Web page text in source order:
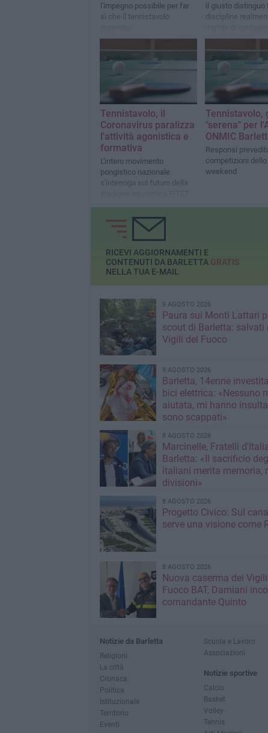
l'impegno possibile per far
sì che il tennistavolo
il giusto distinguo
discipline
decisamente più
Tennistavolo, il
Coronavirus paralizza
l'attività agonistica e
formativa
L'intero movimento
pongistico nazionale
s'interroga sul futuro della
Tennistavolo,
"serena" per
ONMIC
Responsi
competizioni
weekend
RICEVI AGGIORNAMENTI E
CONTENUTI DA BARLETTA GRATIS
NELLA TUA E-MAIL
9 AGOSTO 2026
Paura sui Monti Lattari
scout di Barletta: salvati
Vigili del Fuoco
9 AGOSTO 2026
Barletta, 14enne
bici elettrica: «Nessuno
aiutata, mi hanno insultato e poi
sono scappati»
8 AGOSTO 2026
Marcinelle, Fratelli
Barletta: «Il sacrificio
italiani merita memoria,
divisioni»
8 AGOSTO 2026
Progetto Civico: Sul
serve una visione come
8 AGOSTO 2026
Nuova caserma dei Vigili
Fuoco BAT, Damiani
comandante Quinto
Notizie da Barletta
Religioni
La città
Cronaca
Politica
Istituzionale
Territorio
Eventi
Scuola e Lavoro
Associazioni
Notizie sportive
Calcio
Basket
Volley
Tennis